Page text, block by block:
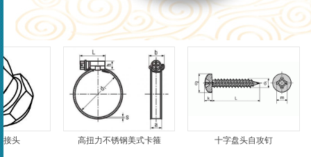
高扭力不锈钢美式卡箍 十字盘头自攻钉